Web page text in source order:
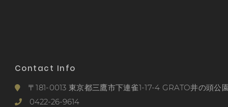
Contact Info
〒181-0013 東京都三鷹市下連雀1-17-4 GRATO井の頭公
0422-26-9614